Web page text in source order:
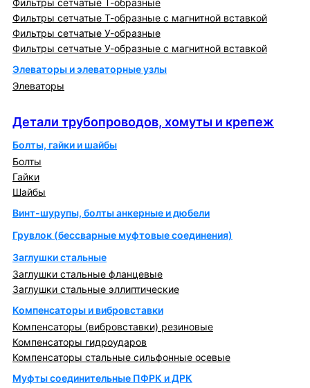
Фильтры сетчатые Т-образные
Фильтры сетчатые Т-образные с магнитной вставкой
Фильтры сетчатые У-образные
Фильтры сетчатые У-образные с магнитной вставкой
Элеваторы и элеваторные узлы
Элеваторы
Детали трубопроводов, хомуты и крепеж
Болты, гайки и шайбы
Болты
Гайки
Шайбы
Винт-шурупы, болты анкерные и дюбели
Грувлок (бессварные муфтовые соединения)
Заглушки стальные
Заглушки стальные фланцевые
Заглушки стальные эллиптические
Компенсаторы и вибровставки
Компенсаторы (вибровставки) резиновые
Компенсаторы гидроударов
Компенсаторы стальные сильфонные осевые
Муфты соединительные ПФРК и ДРК